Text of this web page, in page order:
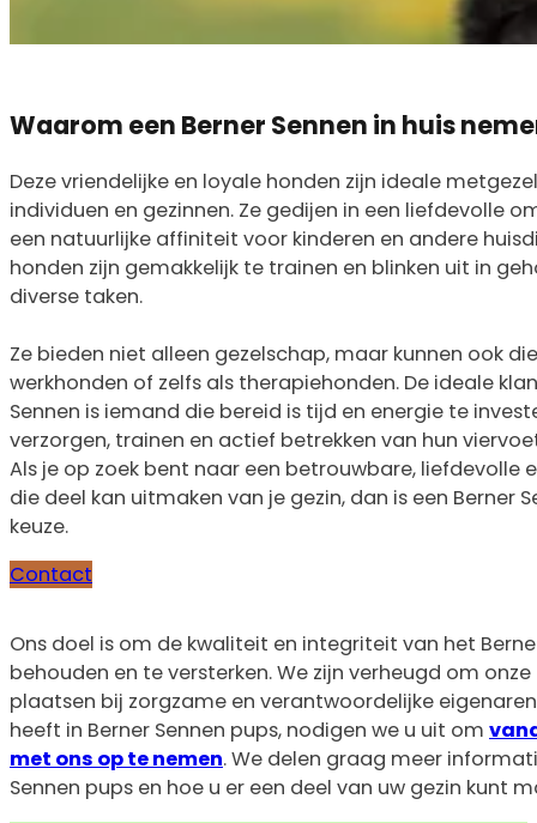
Waarom een Berner Sennen in huis
Deze vriendelijke en loyale honden zijn ideale
individuen en gezinnen. Ze gedijen in een liefdevolle
een natuurlijke affiniteit voor kinderen en andere
honden zijn gemakkelijk te trainen en blinken uit in
diverse taken.
Ze bieden niet alleen gezelschap, maar kunnen ook
werkhonden of zelfs als therapiehonden. De ideale
Sennen is iemand die bereid is tijd en energie te
verzorgen, trainen en actief betrekken van hun
Als je op zoek bent naar een betrouwbare, liefdevolle
die deel kan uitmaken van je gezin, dan is een Berner
keuze.
Contact
Ons doel is om de kwaliteit en integriteit van het
behouden en te versterken. We zijn verheugd om
plaatsen bij zorgzame en verantwoordelijke
heeft in Berner Sennen pups, nodigen we u uit om
met ons op te nemen. We delen graag meer
Sennen pups en hoe u er een deel van uw gezin kunt